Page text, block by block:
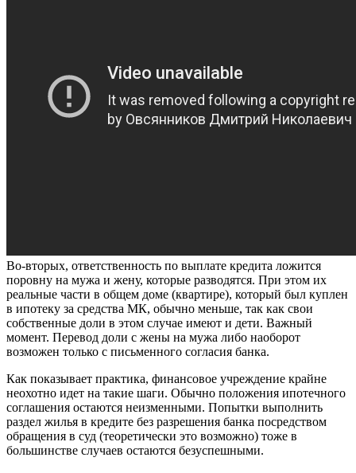
Во-вторых, ответственность по выплате кредита ложится
поровну на мужа и жену, которые разводятся. При этом их
реальные части в общем доме (квартире), который был куплен
в ипотеку за средства МК, обычно меньше, так как свои
собственные доли в этом случае имеют и дети. Важный
момент. Перевод доли с жены на мужа либо наоборот
возможен только с письменного согласия банка.
Как показывает практика, финансовое учреждение крайне
неохотно идет на такие шаги. Обычно положения ипотечного
соглашения остаются неизменными. Попытки выполнить
раздел жилья в кредите без разрешения банка посредством
обращения в суд (теоретически это возможно) тоже в
большинстве случаев остаются безуспешными.